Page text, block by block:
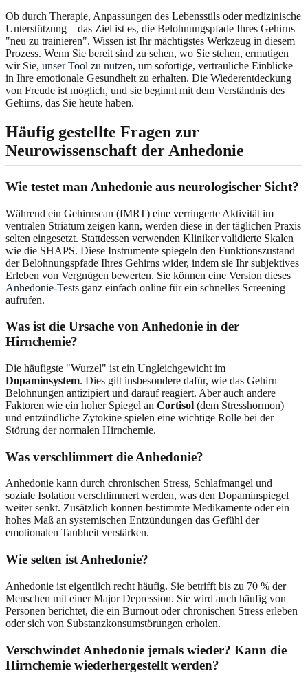
Ob durch Therapie, Anpassungen des Lebensstils oder medizinische
Unterstützung – das Ziel ist es, die Belohnungspfade Ihres Gehirns
"neu zu trainieren". Wissen ist Ihr mächtigstes Werkzeug in diesem
Prozess. Wenn Sie bereit sind zu sehen, wo Sie stehen, ermutigen
wir Sie, unser Tool zu nutzen, um sofortige, vertrauliche Einblicke
in Ihre emotionale Gesundheit zu erhalten. Die Wiederentdeckung
von Freude ist möglich, und sie beginnt mit dem Verständnis des
Gehirns, das Sie heute haben.
Häufig gestellte Fragen zur
Neurowissenschaft der Anhedonie
Wie testet man Anhedonie aus neurologischer Sicht?
Während ein Gehirnscan (fMRT) eine verringerte Aktivität im
ventralen Striatum zeigen kann, werden diese in der täglichen Praxis
selten eingesetzt. Stattdessen verwenden Kliniker validierte Skalen
wie die SHAPS. Diese Instrumente spiegeln den Funktionszustand
der Belohnungspfade Ihres Gehirns wider, indem sie Ihr subjektives
Erleben von Vergnügen bewerten. Sie können eine Version dieses
Anhedonie-Tests ganz einfach online für ein schnelles Screening
aufrufen.
Was ist die Ursache von Anhedonie in der
Hirnchemie?
Die häufigste "Wurzel" ist ein Ungleichgewicht im
Dopaminsystem. Dies gilt insbesondere dafür, wie das Gehirn
Belohnungen antizipiert und darauf reagiert. Aber auch andere
Faktoren wie ein hoher Spiegel an Cortisol (dem Stresshormon)
und entzündliche Zytokine spielen eine wichtige Rolle bei der
Störung der normalen Hirnchemie.
Was verschlimmert die Anhedonie?
Anhedonie kann durch chronischen Stress, Schlafmangel und
soziale Isolation verschlimmert werden, was den Dopaminspiegel
weiter senkt. Zusätzlich können bestimmte Medikamente oder ein
hohes Maß an systemischen Entzündungen das Gefühl der
emotionalen Taubheit verstärken.
Wie selten ist Anhedonie?
Anhedonie ist eigentlich recht häufig. Sie betrifft bis zu 70 % der
Menschen mit einer Major Depression. Sie wird auch häufig von
Personen berichtet, die ein Burnout oder chronischen Stress erleben
oder sich von Substanzkonsumstörungen erholen.
Verschwindet Anhedonie jemals wieder? Kann die
Hirnchemie wiederhergestellt werden?